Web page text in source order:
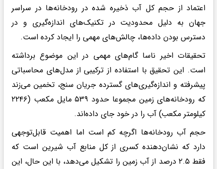
اعتماد از حجم کل آب ذخیره شده در رودخانه‌ها در سراسر
جهان به دلیل محدودیت در تکنیک‌های اندازه‌گیری و در
دسترس ‌بودن داده‌ها، چالش‌های مهمی را ایجاد کرده است.
تحقیقات اخیر ناسا گام‌های مهمی در این موضوع برداشته
است. این تحقیق با استفاده از ترکیبی از مدل‌های محاسباتی
پیشرفته و اندازه‌گیری‌های گسترده جریان سنج، تخمین می‌زند
که رودخانه‌های زمین مجموعا حدود ۵۳۹ مایل مکعب (۲۲۴۶
کیلومتر مکعب) آب را در خود جای داده‌اند.
حجم آب رودخانه‌ها اگرچه کم است اما اهمیت قابل‌توجهی
دارد که نشان‌دهنده کسری از کل منابع آب شیرین است که
فقط ۲.۵ درصد از آب زمین را تشکیل می‌دهد، با این حال، این